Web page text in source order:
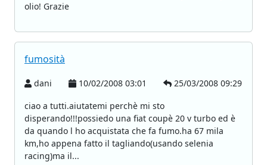
olio! Grazie
fumosità
dani 10/02/2008 03:01
25/03/2008 09:29
ciao a tutti.aiutatemi perchè mi sto
disperando!!!possiedo una fiat coupè 20 v turbo ed è
da quando l ho acquistata che fa fumo.ha 67 mila
km,ho appena fatto il tagliando(usando selenia
racing)ma il...